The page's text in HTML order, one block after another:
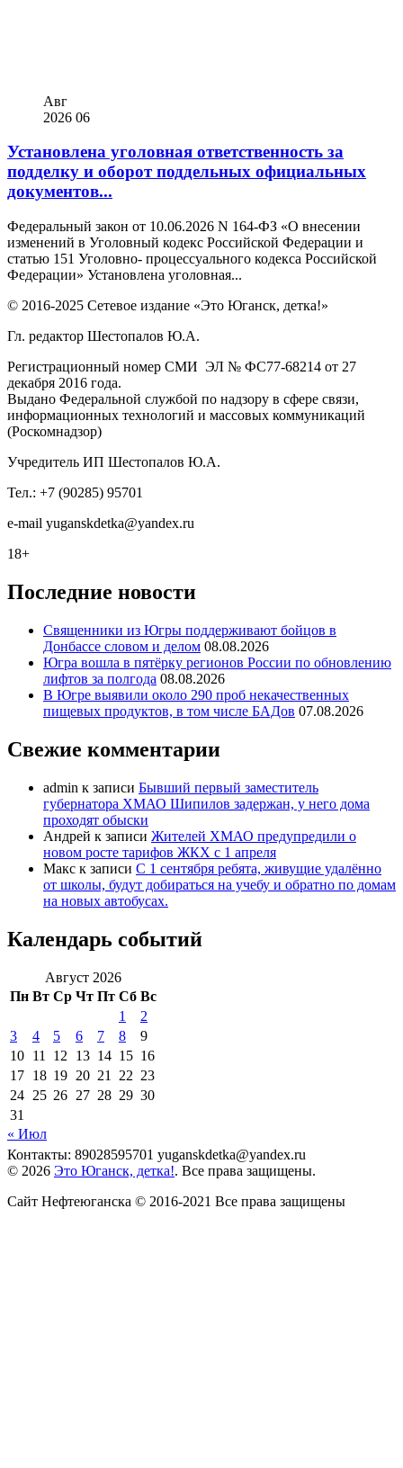
Авг
2026 06
Установлена уголовная ответственность за
подделку и оборот поддельных официальных
документов...
Федеральный закон от 10.06.2026 N 164-ФЗ «О внесении
изменений в Уголовный кодекс Российской Федерации и
статью 151 Уголовно- процессуального кодекса Российской
Федерации» Установлена уголовная...
© 2016-2025 Сетевое издание «Это Юганск, детка!»
Гл. редактор Шестопалов Ю.А.
Регистрационный номер СМИ ЭЛ № ФС77-68214 от 27
декабря 2016 года.
Выдано Федеральной службой по надзору в сфере связи,
информационных технологий и массовых коммуникаций
(Роскомнадзор)
Учредитель ИП Шестопалов Ю.А.
Тел.: +7 (90285) 95701
e-mail yuganskdetka@yandex.ru
18+
Последние новости
Священники из Югры поддерживают бойцов в
Донбассе словом и делом 08.08.2026
Югра вошла в пятёрку регионов России по обновлению
лифтов за полгода 08.08.2026
В Югре выявили около 290 проб некачественных
пищевых продуктов, в том числе БАДов 07.08.2026
Свежие комментарии
admin к записи Бывший первый заместитель
губернатора ХМАО Шипилов задержан, у него дома
проходят обыски
Андрей к записи Жителей ХМАО предупредили о
новом росте тарифов ЖКХ с 1 апреля
Макс к записи С 1 сентября ребята, живущие удалённо
от школы, будут добираться на учебу и обратно по домам
на новых автобусах.
Календарь событий
Август 2026
Пн Вт Ср Чт Пт Сб Вс
1
2
3
4 5 6 7 8
9
10 11 12 13 14 15 16
17 18 19 20 21 22 23
24 25 26 27 28 29 30
31
« Июл
Контакты: 89028595701 yuganskdetka@yandex.ru
© 2026 Это Юганск, детка!. Все права защищены.
Сайт Нефтеюганска © 2016-2021 Все права защищены